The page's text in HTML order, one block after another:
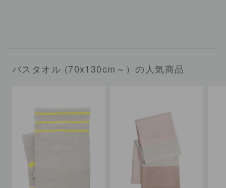
バスタオル (70x130cm～）の人気商品